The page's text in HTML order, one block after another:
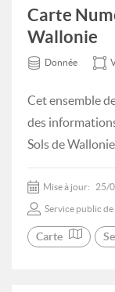
Carte
Wallonie
Donnée
Cet ensemble
des
Sols de
Mise à jour: 25/
Service public
Carte